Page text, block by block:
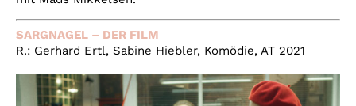
SARGNAGEL – DER FILM
R.: Gerhard Ertl, Sabine Hiebler, Komödie, AT 2021